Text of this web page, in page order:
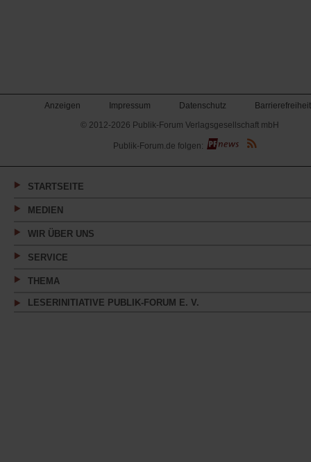
Anzeigen Impressum Datenschutz
Barrierefreiheit
© 2012-2026 Publik-Forum Verlagsgesellschaft mbH
(Öffnet
in
neuen
Publik-Forum.de folgen:
STARTSEITE
MEDIEN
WIR ÜBER UNS
SERVICE
THEMA
LESERINITIATIVE PUBLIK-FORUM E. V.